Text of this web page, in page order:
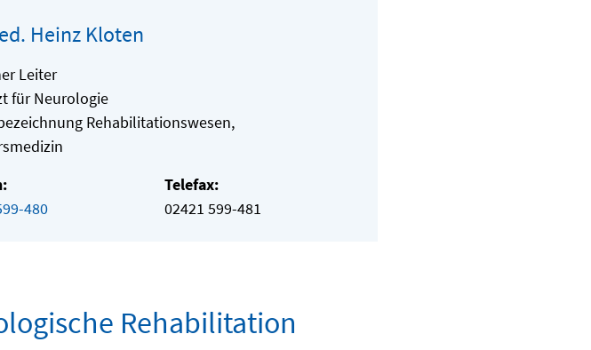
Heinz Kloten
Leiter
für Neurologie
Rehabilitationswesen,
480
Telefax:
02421 599-481
Rehabilitation